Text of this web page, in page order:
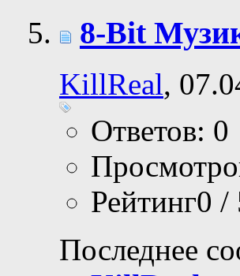
8-Bit
KillReal,
Ответов: 0
Рейтинг0 /
Последнее